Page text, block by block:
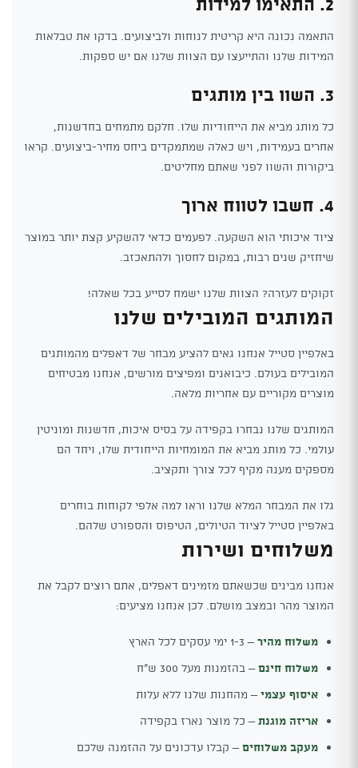
התאמה נכונה היא קריטית לנוחות ולביצועים. בדקו את טבלאות
המידות שלנו והתייעצו עם הצוות שלנו אם יש ספקות.
3. השוו בין מותגים
כל מותג מביא את הייחודיות שלו. חלקם מתמחים בחדשנות,
אחרים בעמידות, ויש כאלה שמתמקדים ביחס מחיר-ביצועים. קראו
ביקורות והשוו לפני שאתם מחליטים.
4. חשבו לטווח ארוך
ציוד איכותי הוא השקעה. לפעמים כדאי להשקיע קצת יותר במוצר
שיחזיק שנים רבות, במקום לחסוך ולהתאכזב.
זקוקים לעזרה? הצוות שלנו ישמח לסייע בכל שאלה!
המותגים המובילים שלנו
באלפיין סטייל אנחנו גאים להציע מבחר של דאפלים מהמותגים
המובילים בעולם. כיבואנים ומפיצים מורשים, אנחנו מבטיחים
מוצרים מקוריים עם אחריות מלאה.
המותגים שלנו נבחרו בקפידה על בסיס איכות, חדשנות ומוניטין
עולמי. כל מותג מביא את המומחיות הייחודית שלו, ויחד הם
מספקים מענה מקיף לכל צורך ותקציב.
גלו את המבחר המלא שלנו וראו למה אלפי לקוחות בוחרים
באלפיין סטייל לציוד הטיולים, הטיפוס והספורט שלהם.
משלוחים ושירות
אנחנו מבינים שכשאתם מזמינים דאפלים, אתם רוצים לקבל את
המוצר מהר ובמצב מושלם. לכן אנחנו מציעים:
משלוח מהיר– 1-3 ימי עסקים לכל הארץ
משלוח חינם– בהזמנות מעל 300 ש"ח
איסוף עצמי– מהחנות שלנו ללא עלות
אריזה מוגנת– כל מוצר נארז בקפידה
מעקב משלוחים– קבלו עדכונים על ההזמנה שלכם